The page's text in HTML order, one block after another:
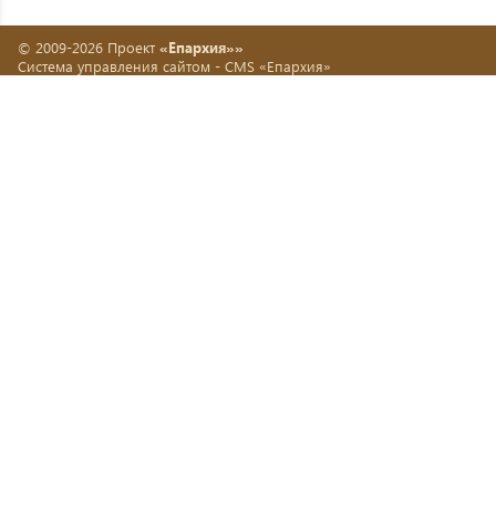
© 2009-2026 Проект «Епархия»»
Система управления сайтом - CMS «Епархия»